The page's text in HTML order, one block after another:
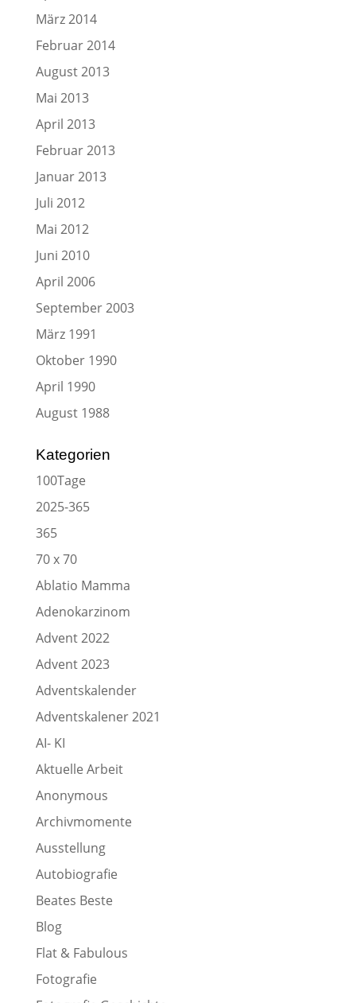
März 2014
Februar 2014
August 2013
Mai 2013
April 2013
Februar 2013
Januar 2013
Juli 2012
Mai 2012
Juni 2010
April 2006
September 2003
März 1991
Oktober 1990
April 1990
August 1988
Kategorien
100Tage
2025-365
365
70 x 70
Ablatio Mamma
Adenokarzinom
Advent 2022
Advent 2023
Adventskalender
Adventskalener 2021
AI- KI
Aktuelle Arbeit
Anonymous
Archivmomente
Ausstellung
Autobiografie
Beates Beste
Blog
Flat & Fabulous
Fotografie